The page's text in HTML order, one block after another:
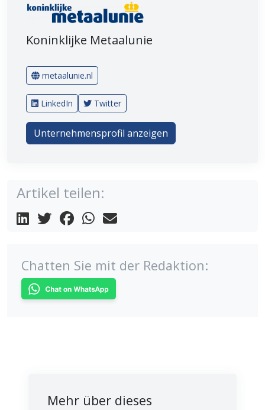
Koninklijke Metaalunie
metaalunie.nl
LinkedIn Twitter
Unternehmensprofil anzeigen
Artikel teilen:
Chatten Sie mit der Redaktion:
Mehr über dieses